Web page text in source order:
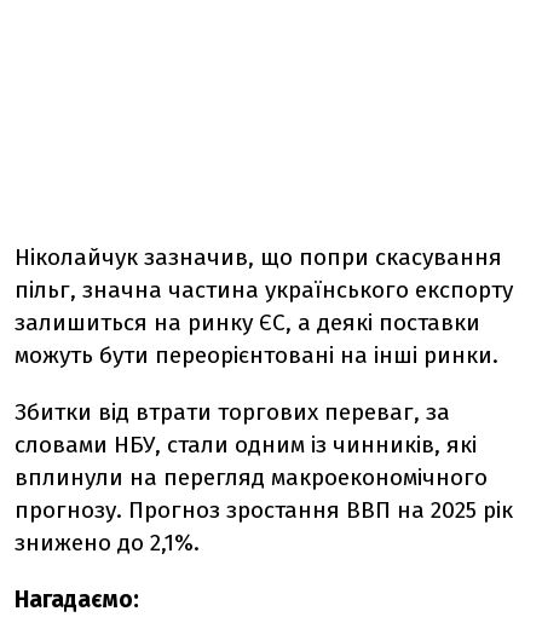
Ніколайчук зазначив, що попри скасування
пільг, значна частина українського експорту
залишиться на ринку ЄС, а деякі поставки
можуть бути переорієнтовані на інші ринки.
Збитки від втрати торгових переваг, за
словами НБУ, стали одним із чинників, які
вплинули на перегляд макроекономічного
прогнозу. Прогноз зростання ВВП на 2025 рік
знижено до 2,1%.
Нагадаємо: